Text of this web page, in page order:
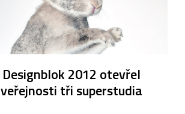
Designblok 2012 otevřel
veřejnosti tři superstudia